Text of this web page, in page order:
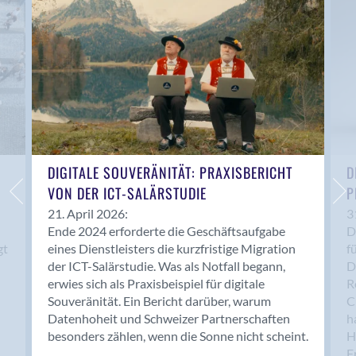
Anwil
Appenzell
Au SG
Baar
Baden
Balsthal
Balzers
Basel
Bassersdorf
Belp
Bendern
Benken (SG)
Bergdietikon
Berlin
Bern
Bern - Liebefeld
DIGITALE SOUVERÄNITÄT: PRAXISBERICHT
VON DER ICT-SALÄRSTUDIE
21. April 2026:
Ende 2024 erforderte die Geschäftsaufgabe
eines Dienstleisters die kurzfristige Migration
der ICT-Salärstudie. Was als Notfall begann,
erwies sich als Praxisbeispiel für digitale
Souveränität. Ein Bericht darüber, warum
Datenhoheit und Schweizer Partnerschaften
besonders zählen, wenn die Sonne nicht scheint.